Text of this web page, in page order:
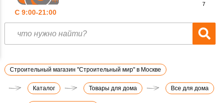
С 9:00-21:00
7
Строительный магазин "Строительный мир" в Москве
Каталог Товары для дома Все для дома